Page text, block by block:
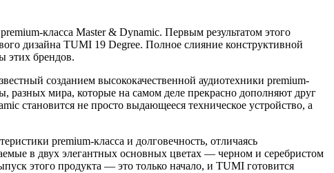
класса Master & Dynamic. Первым результатом этого
дизайна TUMI 19 Degree. Полное слияние конструктивной
этих брендов.
созданием высококачественной аудиотехники premium-
разных мира, которые на самом деле прекрасно дополняют друг
становится не просто выдающееся техническое устройство, а
premium-класса и долговечность, отличаясь
в двух элегантных основных цветах — черном и серебристом
этого продукта — это только начало, и TUMI готовится